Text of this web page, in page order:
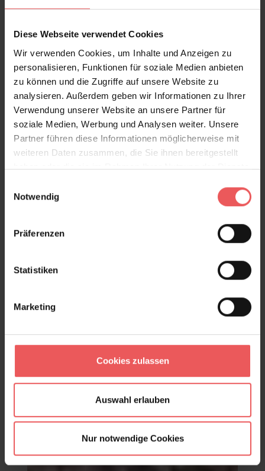
Diese Webseite verwendet Cookies
Wir verwenden Cookies, um Inhalte und Anzeigen zu
personalisieren, Funktionen für soziale Medien anbieten
zu können und die Zugriffe auf unsere Website zu
analysieren. Außerdem geben wir Informationen zu Ihrer
Verwendung unserer Website an unsere Partner für
soziale Medien, Werbung und Analysen weiter. Unsere
Partner führen diese Informationen möglicherweise mit
weiteren Daten zusammen, die Sie ihnen bereitgestellt
haben oder die sie im Rahmen Ihrer Nutzung der Dienste
Notwendig
Präferenzen
Statistiken
Marketing
Cookies zulassen
Auswahl erlauben
Nur notwendige Cookies
Sie haben Fragen zum Produkt?
Frage stellen
+49 (0)221 932 81 82
Produktgalerie überspringen
Varianten
Posidonie col. 6